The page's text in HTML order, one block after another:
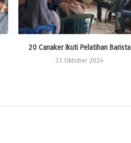
20 Canaker Ikuti Pelatihan Barista
11 Oktober 2024